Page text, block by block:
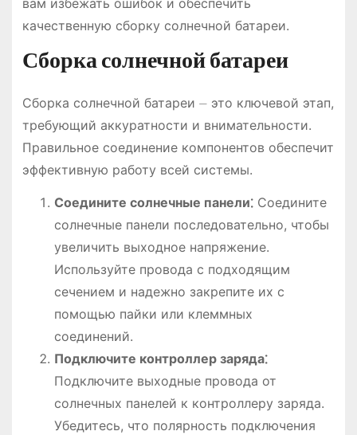
качественную сборку солнечной батареи.
Сборка солнечной батареи
Сборка солнечной батареи ⏤ это ключевой этап,
требующий аккуратности и внимательности.
Правильное соединение компонентов обеспечит
эффективную работу всей системы.
Соедините солнечные панели⁚Соедините
солнечные панели последовательно, чтобы
увеличить выходное напряжение.
Используйте провода с подходящим
сечением и надежно закрепите их с
помощью пайки или клеммных
соединений.
Подключите контроллер заряда⁚
Подключите выходные провода от
солнечных панелей к контроллеру заряда.
Убедитесь, что полярность подключения